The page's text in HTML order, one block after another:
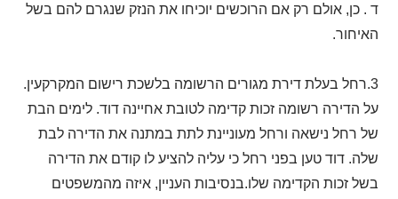
ד . כן, אולם רק אם הרוכשים יוכיחו את הנזק שנגרם להם בשל
האיחור.
3.רחל בעלת דירת מגורים הרשומה בלשכת רישום המקרקעין.
על הדירה רשומה זכות קדימה לטובת אחיינה דוד. לימים הבת
של רחל נישאה ורחל מעוניינת לתת במתנה את הדירה לבת
שלה. דוד טען בפני רחל כי עליה להציע לו קודם את הדירה
בשל זכות הקדימה שלו.בנסיבות העניין, איזה מהמשפטים